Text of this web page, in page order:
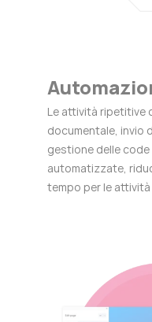
Le attività ripetitive
documentale, invio
gestione delle
automatizzate,
tempo per le